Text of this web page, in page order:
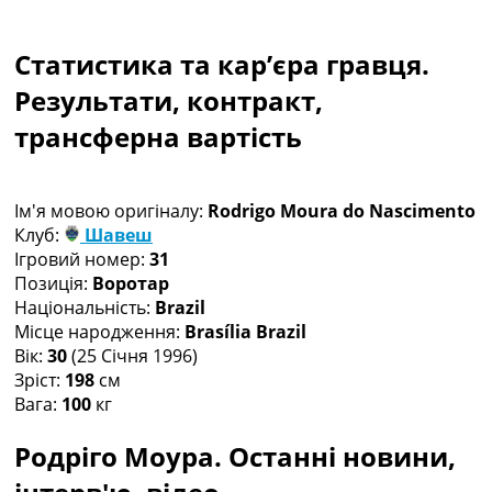
Чемпіонат Світу
Україна. Прем’єр-Ліга
Україна. Перша Ліга
Ліга Чемпіонів
Ще Турніри >>>
Таблиці
Чемпіонат Світу. Турнирні таблиці
Таблиця УПЛ
Перша Ліга
Таблиця АПЛ
Таблиця Ла Ліги
Таблиця Ліги Чемпіонів
Всі таблиці >>>
Рейтинг країн УЄФА
Рейтинг клубів УЄФА
Статистика та кар’єра гравця.
Результати, контракт,
трансферна вартість
Ім'я мовою оригіналу: Rodrigo Moura do Nascimento
Клуб:
Шавеш
Ігровий номер: 31
Позиція: Воротар
Національність: Brazil
Місце народження: Brasília Brazil
Вік: 30(25 Січня 1996)
Зріст: 198 см
Вага: 100 кг
Родріго Моура. Останні новини,